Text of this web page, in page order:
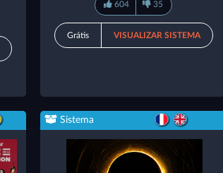
604 35
Grátis VISUALIZAR SISTEMA
Sistema